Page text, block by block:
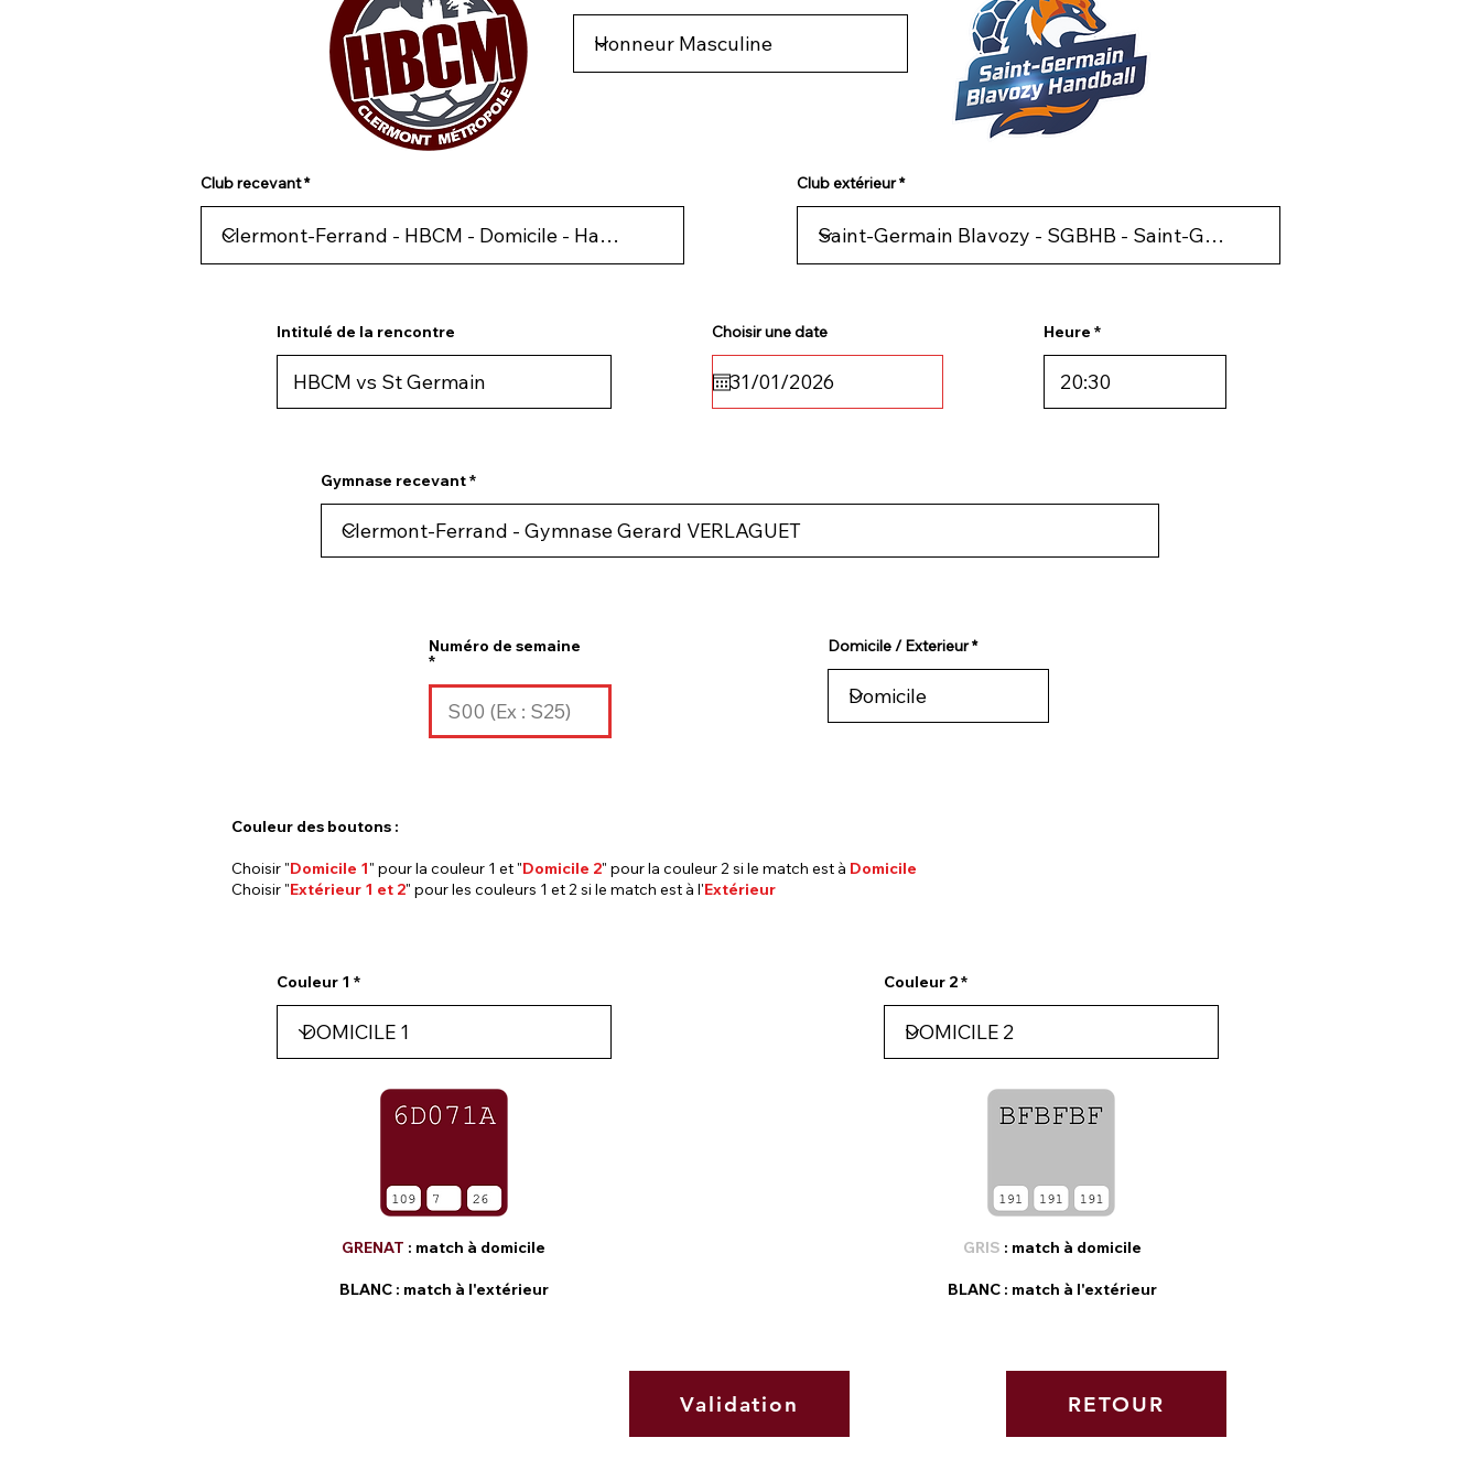
Club recevant Club extérieur
Intitulé de la rencontre Choisir une date Heure
Gymnase recevant
Numéro de semaine Domicile / Exterieur
Couleur des boutons :
Choisir "Domicile 1" pour la couleur 1 et "Domicile 2" pour la couleur 2 si le match est à Domicile
Choisir "Extérieur 1 et 2" pour les couleurs 1 et 2 si le match est à l'Extérieur
Couleur 1
GRENAT : match à domicile
BLANC: match à l'extérieur
Validation
Couleur 2
GRIS : match à domicile
BLANC: match à l'extérieur
RETOUR